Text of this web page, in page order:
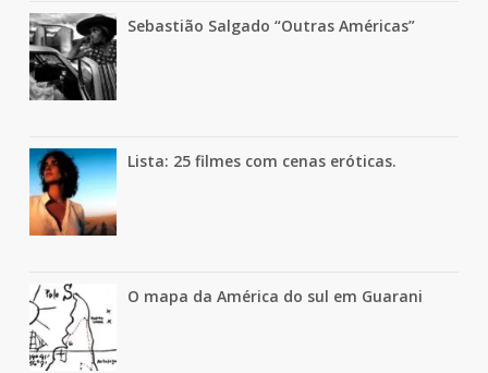
Sebastião Salgado “Outras Américas”
Lista: 25 filmes com cenas eróticas.
O mapa da América do sul em Guarani